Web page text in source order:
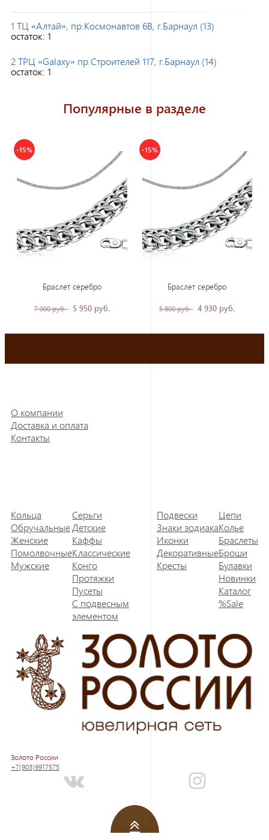
1 ТЦ «Алтай», пр.Космонавтов 6В, г.Барнаул (13)
остаток: 1
2 ТРЦ «Galaxy» пр.Строителей 117, г.Барнаул (14)
остаток: 1
Популярные в разделе
-15%
Браслет серебро
7 000 руб. 5 950 руб.
-15%
Браслет серебро
5 800 руб. 4 930 руб.
О компании
Доставка и оплата
Контакты
Кольца
Обручальные
Женские
Помолвочные
Мужские
Серьги
Детские
Каффы
Классические
Конго
Протяжки
Пусеты
С подвесным
элементом
Подвески
Знаки зодиака
Иконки
Декоративные
Кресты
Цепи
Колье
Браслеты
Броши
Булавки
Новинки
Каталог
%Sale
Золото России
+7(903)9917575